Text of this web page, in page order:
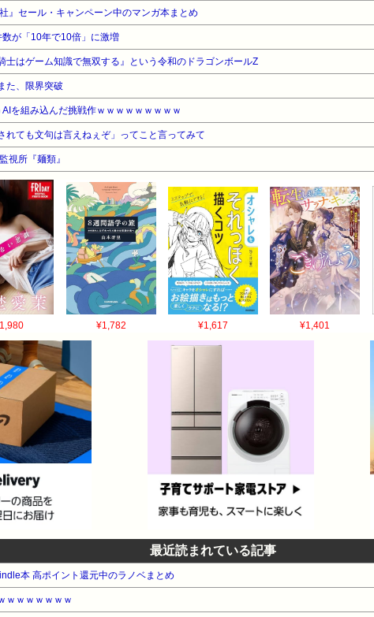
』セール・キャンペーン中のマンガ本まとめ
数が「10年で10倍」に激増
士はゲーム知識で無双する』という令和のドラゴンボールZ
た、限界突破
AIを組み込んだ挑戦作ｗｗｗｗｗｗｗｗｗ
れても文句は言えねぇぞ」ってこと言ってみて
視所『麺類』
¥1,782 ¥1,617 ¥1,401
最近読まれている記事
本 高ポイント還元中のラノベまとめ
ｗｗｗｗｗｗｗ